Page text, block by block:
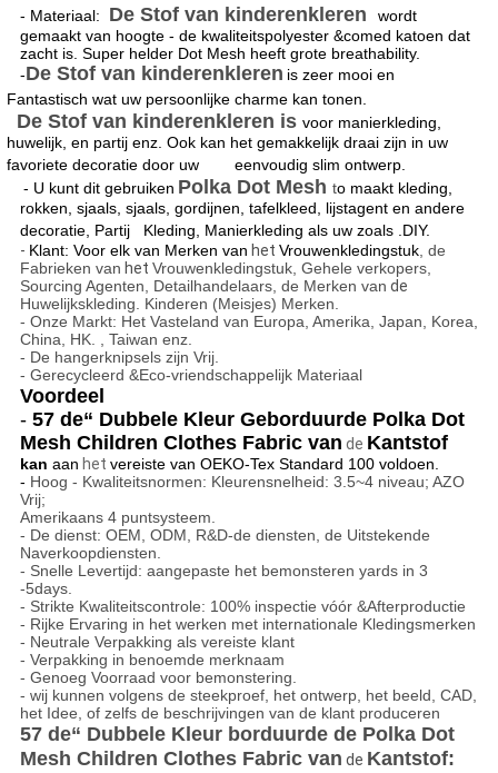
- Materiaal: De Stof van kinderenkleren
wordt
gemaakt van hoogte - de kwaliteitspolyester &comed katoen dat
zacht is. Super helder Dot Mesh heeft grote breathability.
-De Stof van kinderenkleren is zeer mooi en
Fantastisch wat uw persoonlijke charme kan tonen.
De Stof van kinderenkleren is voor manierkleding,
huwelijk, en partij enz. Ook kan het gemakkelijk draai zijn in uw
favoriete decoratie door uw eenvoudig slim ontwerp.
- U kunt dit gebruiken Polka Dot Mesh to maakt kleding,
rokken, sjaals, sjaals, gordijnen, tafelkleed, lijstagent en andere
decoratie, Partij Kleding, Manierkleding als uw zoals .DIY.
- Klant: Voor elk van Merken van het Vrouwenkledingstuk, de
Fabrieken van het Vrouwenkledingstuk, Gehele verkopers,
Sourcing Agenten, Detailhandelaars, de Merken van de
Huwelijkskleding. Kinderen (Meisjes) Merken.
- Onze Markt: Het Vasteland van Europa, Amerika, Japan, Korea,
China, HK. , Taiwan enz.
- De hangerknipsels zijn Vrij.
- Gerecycleerd &Eco-vriendschappelijk Materiaal
Voordeel
- 57 de“ Dubbele Kleur Geborduurde Polka Dot
Mesh Children Clothes Fabric van de Kantstof
kan aan het vereiste van OEKO-Tex Standard 100 voldoen.
- Hoog - Kwaliteitsnormen: Kleurensnelheid: 3.5~4 niveau; AZO
Vrij;
Amerikaans 4 puntsysteem.
- De dienst: OEM, ODM, R&D-de diensten, de Uitstekende
Naverkoopdiensten.
- Snelle Levertijd: aangepaste het bemonsteren yards in 3
-5days.
- Strikte Kwaliteitscontrole: 100% inspectie vóór &Afterproductie
- Rijke Ervaring in het werken met internationale Kledingsmerken
- Neutrale Verpakking als vereiste klant
- Verpakking in benoemde merknaam
- Genoeg Voorraad voor bemonstering.
- wij kunnen volgens de steekproef, het ontwerp, het beeld, CAD,
het Idee, of zelfs de beschrijvingen van de klant produceren
57 de“ Dubbele Kleur borduurde de Polka Dot
Mesh Children Clothes Fabric van de Kantstof: